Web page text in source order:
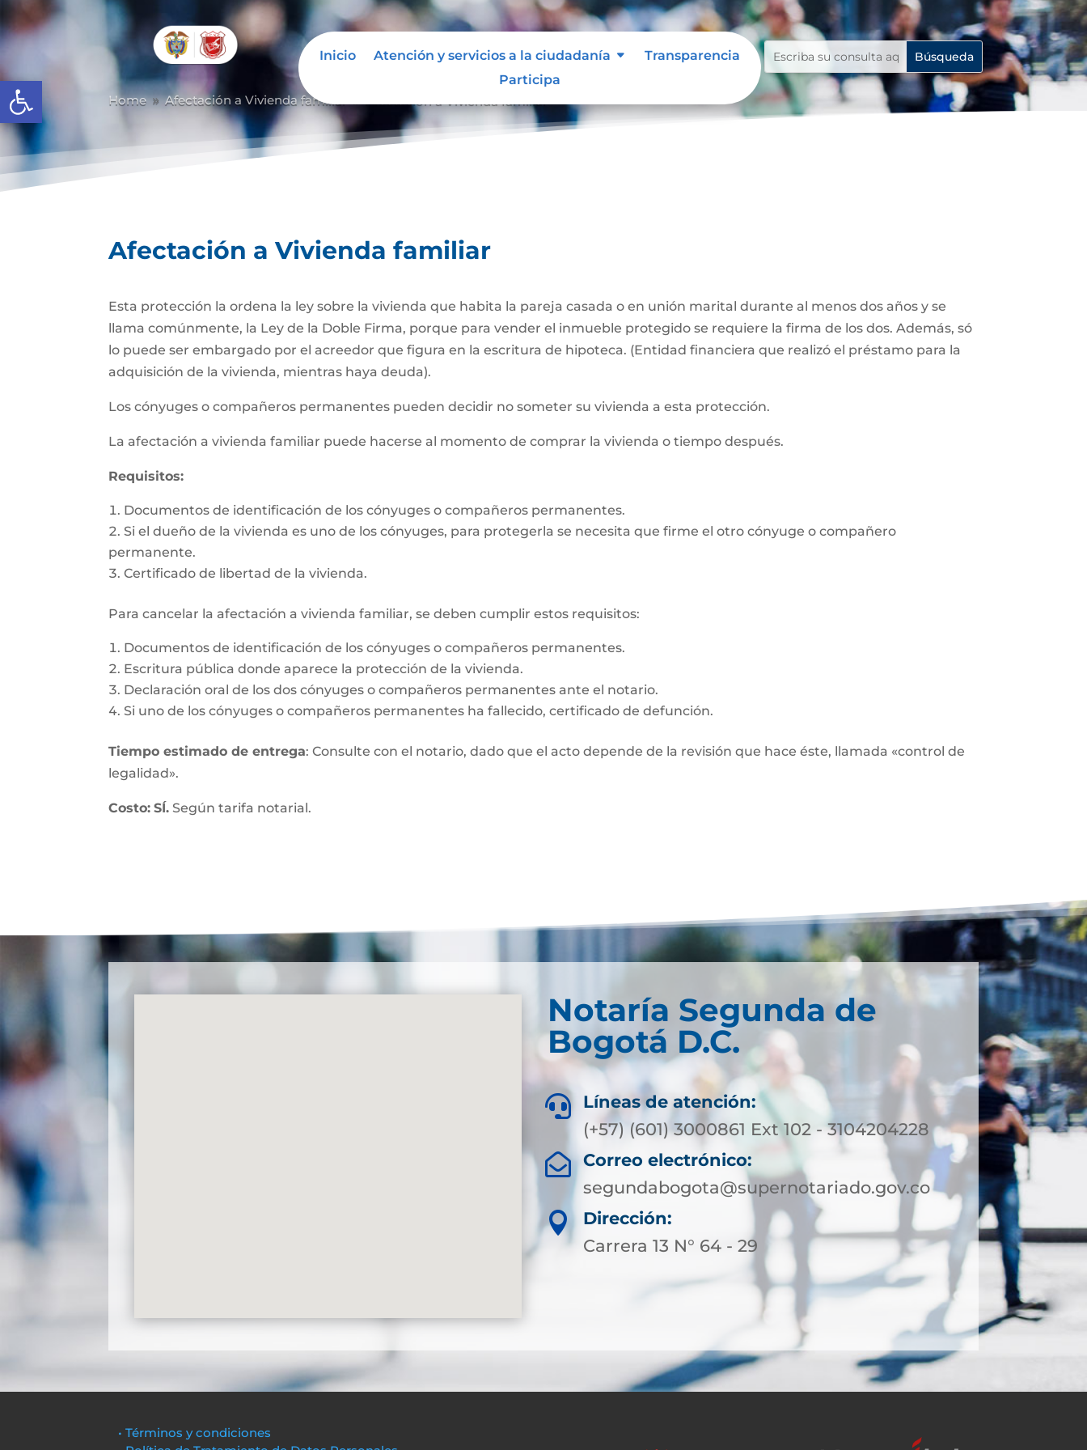
Abrir barra de herramientas
Inicio Atención y servicios a la ciudadanía
Transparencia
Participa
Home 9 Afectación a Vivienda familiar
Afectación a Vivienda familiar
Esta protección la ordena la ley sobre la vivienda que habita la pareja casada o en unión marital durante al menos dos años y se
llama comúnmente, la Ley de la Doble Firma, porque para vender el inmueble protegido se requiere la firma de los dos. Además, só
lo puede ser embargado por el acreedor que figura en la escritura de hipoteca. (Entidad financiera que realizó el préstamo para la
adquisición de la vivienda, mientras haya deuda).
Los cónyuges o compañeros permanentes pueden decidir no someter su vivienda a esta protección.
La afectación a vivienda familiar puede hacerse al momento de comprar la vivienda o tiempo después.
Requisitos:
Documentos de identificación de los cónyuges o compañeros permanentes.
Si el dueño de la vivienda es uno de los cónyuges, para protegerla se necesita que firme el otro cónyuge o compañero
permanente.
Certificado de libertad de la vivienda.
Para cancelar la afectación a vivienda familiar, se deben cumplir estos requisitos:
Documentos de identificación de los cónyuges o compañeros permanentes.
Escritura pública donde aparece la protección de la vivienda.
Declaración oral de los dos cónyuges o compañeros permanentes ante el notario.
Si uno de los cónyuges o compañeros permanentes ha fallecido, certificado de defunción.
Tiempo estimado de entrega: Consulte con el notario, dado que el acto depende de la revisión que hace éste, llamada «control de
legalidad».
Costo: SÍ. Según tarifa notarial.
Notaría Segunda de
Bogotá D.C.

Líneas de atención:
(+57) (601) 3000861 Ext 102 - 3104204228

Correo electrónico:
segundabogota@supernotariado.gov.co

Dirección:
Carrera 13 N° 64 - 29
• Términos y condiciones